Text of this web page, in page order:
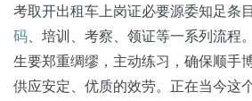
考取开出租车上岗证必要源委知足条
码、培训、考察、领证等一系列流程
生要郑重绸缪，主动练习，确保顺手
供应安定、优质的效劳。正在当今这